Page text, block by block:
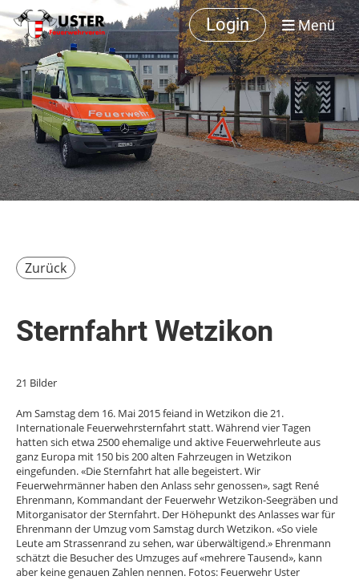
Login Menü
Zurück
Sternfahrt Wetzikon
21 Bilder
Am Samstag dem 16. Mai 2015 feiand in Wetzikon die 21.
Internationale Feuerwehrsternfahrt statt. Während vier Tagen
hatten sich etwa 2500 ehemalige und aktive Feuerwehrleute aus
ganz Europa mit 150 bis 200 alten Fahrzeugen in Wetzikon
eingefunden. «Die Sternfahrt hat alle begeistert. Wir
Feuerwehrmänner haben den Anlass sehr genossen», sagt René
Ehrenmann, Kommandant der Feuerwehr Wetzikon-Seegräben und
Mitorganisator der Sternfahrt. Der Höhepunkt des Anlasses war für
Ehrenmann der Umzug vom Samstag durch Wetzikon. «So viele
Leute am Strassenrand zu sehen, war überwältigend.» Ehrenmann
schätzt die Besucher des Umzuges auf «mehrere Tausend», kann
aber keine genauen Zahlen nennen. Fotos: Feuerwehr Uster